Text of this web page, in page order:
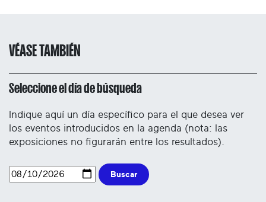
VÉASE TAMBIÉN
Seleccione el día de búsqueda
Indique aquí un día específico para el que desea ver
los eventos introducidos en la agenda (nota: las
exposiciones no figurarán entre los resultados).
Buscar